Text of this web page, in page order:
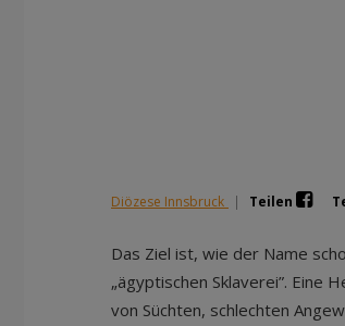
Diözese Innsbruck | Teilen
Das Ziel ist, wie der Name
„ägyptischen Sklaverei”. Eine
von Süchten, schlechten